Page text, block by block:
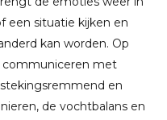
een situatie kijken en
kan worden. Op
communiceren met
en
de vochtbalans en